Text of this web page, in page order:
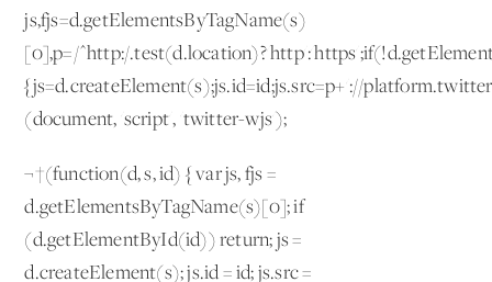
js,fjs=d.getElementsByTagName(s)
[0],p=/^http:/
{js=d.createElement(s);js.id=id;js.src=p+'://
(document, 'script', 'twitter-wjs');
¬†(function(d, s, id) { var js, fjs =
d.getElementsByTagName(s)[0]; if
(d.getElementById(id)) return; js =
d.createElement(s); js.id = id; js.src =